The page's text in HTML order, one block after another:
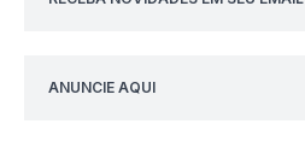
ANUNCIE AQUI